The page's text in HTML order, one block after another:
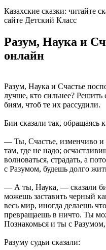
Казахские сказки: читайте
сайте Детский Класс
Разум, Наука и
онлайн
Разум, Наука и Счастье
лучше, кто сильнее?
биям, чтоб те их рассудили.
Бии сказали так, обращаясь
— Ты, Счастье, изменчиво и
там, где не надо;
волноваться, страдать, а
с Разумом, будешь долго
— А ты, Наука, — сказали
можешь заставить черный
весь мир, иногда делаешь
превращаешь в ничто. Ты
Познакомься и ты с
Разуму судьи сказали: